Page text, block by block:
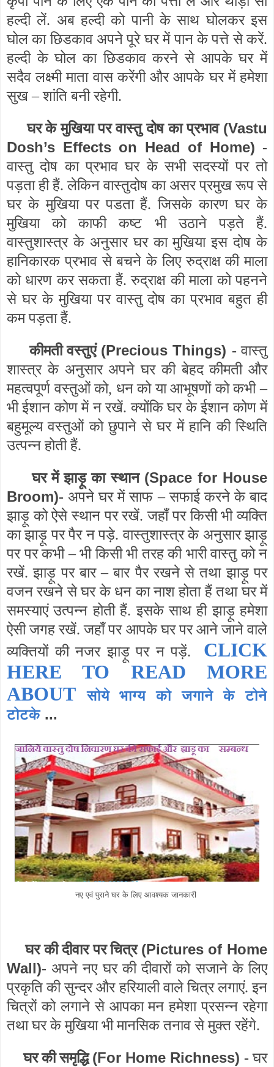
हल्दी लें. अब हल्दी को पानी के साथ घोलकर इस
घोल का छिडकाव अपने पूरे घर में पान के पत्ते से करें.
हल्दी के घोल का छिडकाव करने से आपके घर में
सदैव लक्ष्मी माता वास करेंगी और आपके घर में हमेशा
सुख – शांति बनी रहेगी.
घर के मुखिया पर वास्तु दोष का प्रभाव (Vastu
Dosh’s Effects on Head of Home) -
वास्तु दोष का प्रभाव घर के सभी सदस्यों पर तो
पड़ता ही हैं. लेकिन वास्तुदोष का असर प्रमुख रूप से
घर के मुखिया पर पडता हैं. जिसके कारण घर के
मुखिया को काफी कष्ट भी उठाने पड़ते हैं.
वास्तुशास्त्र के अनुसार घर का मुखिया इस दोष के
हानिकारक प्रभाव से बचने के लिए रुद्राक्ष की माला
को धारण कर सकता हैं. रुद्राक्ष की माला को पहनने
से घर के मुखिया पर वास्तु दोष का प्रभाव बहुत ही
कम पड़ता हैं.
कीमती वस्तुएं (Precious Things) -वास्तु
शास्त्र के अनुसार अपने घर की बेहद कीमती और
महत्वपूर्ण वस्तुओं को, धन को या आभूषणों को कभी –
भी ईशान कोण में न रखें. क्योंकि घर के ईशान कोण में
बहुमूल्य वस्तुओं को छुपाने से घर में हानि की स्थिति
उत्पन्न होती हैं.
घर में झाड़ू का स्थान (Space for House
Broom)- अपने घर में साफ – सफाई करने के बाद
झाड़ू को ऐसे स्थान पर रखें. जहाँ पर किसी भी व्यक्ति
का झाड़ू पर पैर न पड़े. वास्तुशास्त्र के अनुसार झाड़ू
पर पर कभी – भी किसी भी तरह की भारी वास्तु को न
रखें. झाड़ू पर बार – बार पैर रखने से तथा झाड़ू पर
वजन रखने से घर के धन का नाश होता हैं तथा घर में
समस्याएं उत्पन्न होती हैं. इसके साथ ही झाड़ू हमेशा
ऐसी जगह रखें. जहाँ पर आपके घर पर आने जाने वाले
व्यक्तियों की नजर झाड़ू पर न पड़ें.
CLICK
HERE TO READ MORE
ABOUTसोये भाग्य को जगाने के टोने
टोटके...
नए एवं पुराने घर के लिए आवश्यक जानकारी
घर की दीवार पर चित्र (Pictures of Home
Wall)- अपने नए घर की दीवारों को सजाने के लिए
प्रकृति की सुन्दर और हरियाली वाले चित्र लगाएं. इन
चित्रों को लगाने से आपका मन हमेशा प्रसन्न रहेगा
तथा घर के मुखिया भी मानसिक तनाव से मुक्त रहेंगे.
घर की समृद्धि(For Home Richness) -घर